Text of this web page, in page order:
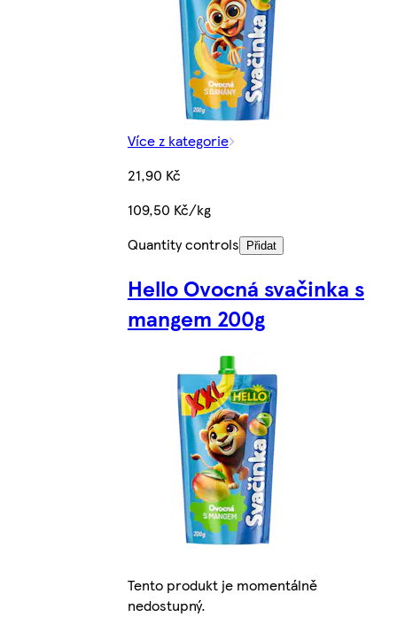
Více z kategorie
21,90 Kč
109,50 Kč/kg
Quantity controls
Přidat
Hello Ovocná svačinka s
mangem 200g
Tento produkt je momentálně
nedostupný.